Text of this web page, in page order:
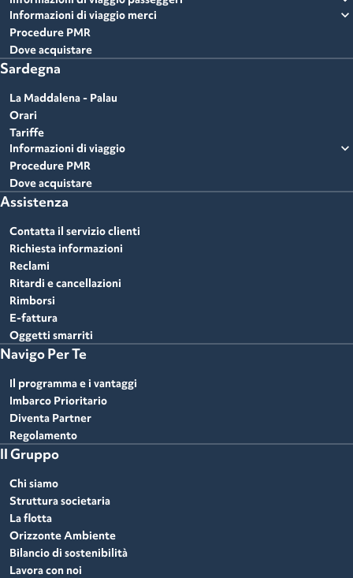
Informazioni di viaggio merci expand_more
Procedure PMR
Dove acquistare
Sardegna
La Maddalena - Palau
Orari
Tariffe
Informazioni di viaggio
expand_more
Procedure PMR
Dove acquistare
Assistenza
Contatta il servizio clienti
Richiesta informazioni
Reclami
Ritardi e cancellazioni
Rimborsi
E-fattura
Oggetti smarriti
Navigo Per Te
Il programma e i vantaggi
Imbarco Prioritario
Diventa Partner
Regolamento
Il Gruppo
Chi siamo
Struttura societaria
La flotta
Orizzonte Ambiente
Bilancio di sostenibilità
Lavora con noi